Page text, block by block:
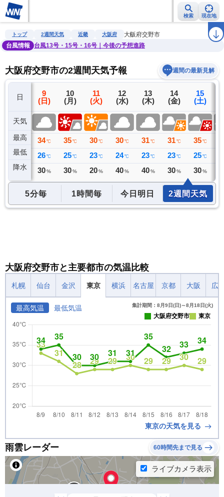
検索 現在地
雨雲レーダー 台風情報 地震情報 警報・注意報 ラ
トップ 2週間天気 近畿 大阪府
大阪府交野市
台風情報
台風13号・15号・16号｜今後の予想進路
大阪府交野市の2週間天気予報 週間の最新見解
日
天気
最高
最低
降水
8
(土)
36 ℃
26 ℃
0 ミリ
9
(日)
34 ℃
26 ℃
30 %
10
(月)
35 ℃
25 ℃
30 %
11
(火)
30 ℃
23 ℃
20 %
12
(水)
30 ℃
24 ℃
40 %
13
(木)
31 ℃
23 ℃
40 %
14
(金)
31 ℃
23 ℃
30 %
15
(土)
35 ℃
25 ℃
30 %
5分毎 1時間毎 今日明日 2週間天気
大阪府交野市と主要都市の気温比較
札幌 仙台 金沢 東京 横浜 名古屋 京都 大阪 広
最高気温 最低気温 集計期間：8月9日(日)～8月18日(火)
大阪府交野市 東京
東京の天気を見る
雨雲レーダー 60時間先まで見る